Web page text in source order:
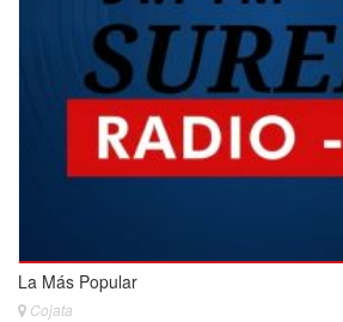
La Más Popular
Cojata